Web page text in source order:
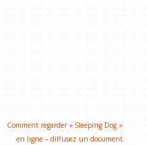
Comment regarder « Sleeping Dog »
en ligne – diffusez un document